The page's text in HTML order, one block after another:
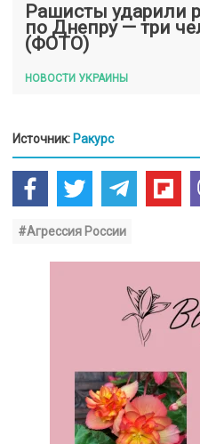
Рашисты ударили
по Днепру — три
(ФОТО)
НОВОСТИ УКРАИНЫ
Источник: Ракурс
#Агрессия России